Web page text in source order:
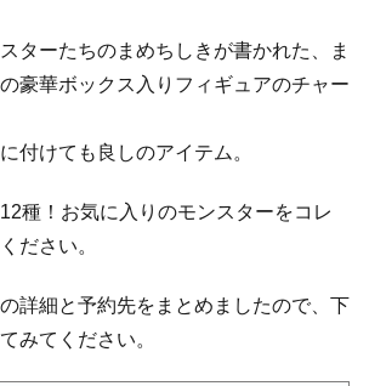
ターたちのまめちしきが書かれた、ま
豪華ボックス入りフィギュアのチャー
付けても良しのアイテム。
種！お気に入りのモンスターをコレ
ださい。
詳細と予約先をまとめましたので、下
みてください。